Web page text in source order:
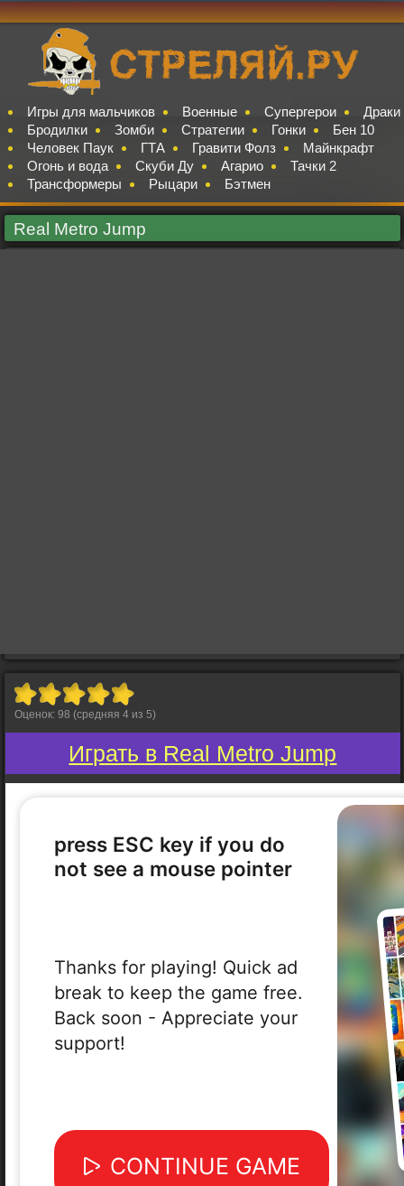
Игры для мальчиков Военные Супергерои
Драки
Бродилки
Зомби Стратегии Гонки
Бен 10
Человек Паук
ГТА Гравити Фолз
Майнкрафт
Огонь и вода
Скуби Ду Агарио
Тачки 2
Трансформеры
Рыцари Бэтмен
Real Metro Jump
Оценок: 98 (средняя 4 из 5)
Играть в Real Metro Jump